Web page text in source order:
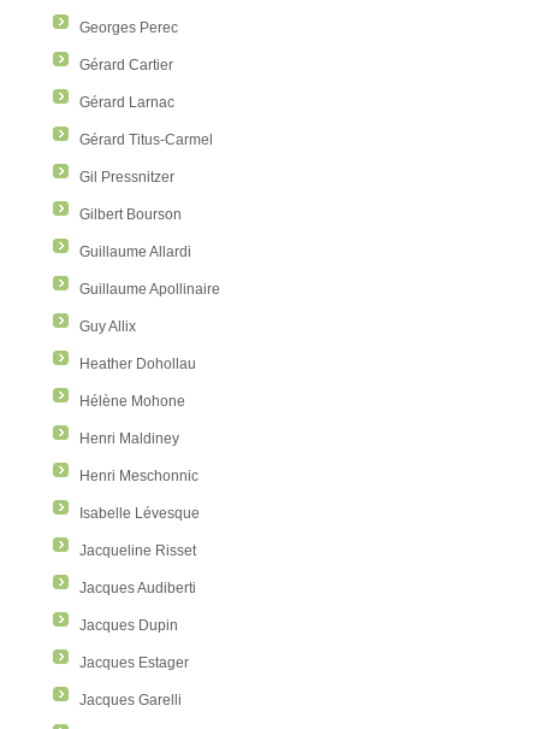
Georges Perec
Gérard Cartier
Gérard Larnac
Gérard Titus-Carmel
Gil Pressnitzer
Gilbert Bourson
Guillaume Allardi
Guillaume Apollinaire
Guy Allix
Heather Dohollau
Hélène Mohone
Henri Maldiney
Henri Meschonnic
Isabelle Lévesque
Jacqueline Risset
Jacques Audiberti
Jacques Dupin
Jacques Estager
Jacques Garelli